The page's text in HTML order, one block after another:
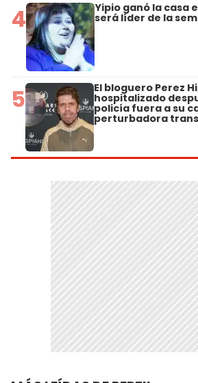
4 Yipio ganó la casa
será líder de la
5 El bloguero Perez
hospitalizado
policía fuera a su
perturbadora